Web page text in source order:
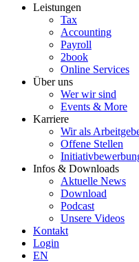
Leistungen
Tax
Accounting
Payroll
2book
Online Services
Über uns
Wer wir sind
Events & More
Karriere
Wir als
Offene Stellen
Infos & Downloads
Aktuelle News
Download
Podcast
Unsere Videos
Kontakt
Login
EN